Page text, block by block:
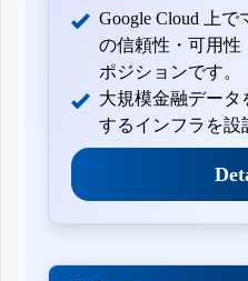
Google Cloud 上
の信頼性・可用性
ポジションです。
大規模金融データ
するインフラを設